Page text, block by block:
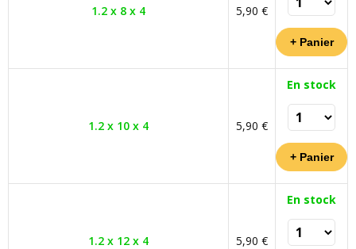
1.2 x 8 x 4 5,90 €
1.2 x 10 x 4 5,90 €
En stock
1.2 x 12 x 4 5,90 €
En stock